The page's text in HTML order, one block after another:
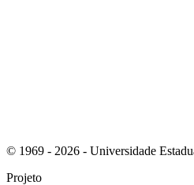
© 1969 - 2026 - Universidade
Projeto